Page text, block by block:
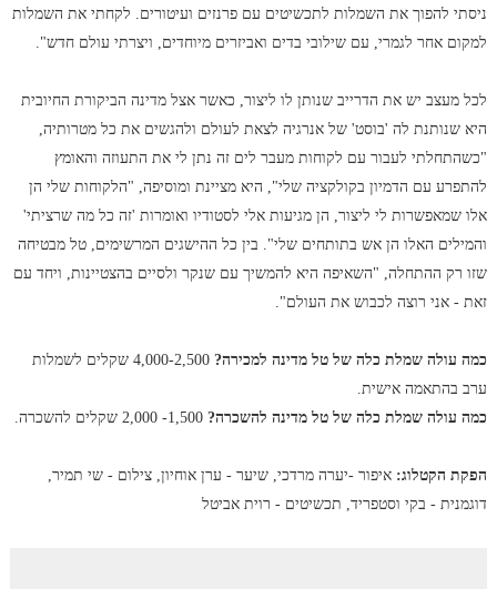
ניסתי להפוך את השמלות לתכשיטים עם פרנזים ועיטורים. לקחתי את השמלות
למקום אחר לגמרי, עם שילובי בדים ואביזרים מיוחדים, ויצרתי עולם חדש".
לכל מעצב יש את הדרייב שנותן לו ליצור, כאשר אצל מדינה הביקורת החיובית
היא שנותנת לה 'בוסט' של אנרגיה לצאת לעולם ולהגשים את כל מטרותיה,
"כשהתחלתי לעבור עם לקוחות מעבר לים זה נתן לי את התעוזה והאומץ
להתפרע עם הדמיון בקולקציה שלי", היא מציינת ומוסיפה, "הלקוחות שלי הן
אלו שמאפשרות לי ליצור, הן מגיעות אלי לסטודיו ואומרות 'זה כל מה שרציתי'
והמילים האלו הן אש בתותחים שלי". בין כל ההישגים המרשימים, טל מבטיחה
שזו רק ההתחלה, "השאיפה היא להמשיך עם שנקר ולסיים בהצטיינות, ויחד עם
זאת - אני רוצה לכבוש את העולם".
כמה עולה שמלת כלה של טל מדינה למכירה?
4,000-2,500 שקלים לשמלות
ערב בהתאמה אישית.
כמה עולה שמלת כלה של טל מדינה להשכרה?1,500- 2,000 שקלים להשכרה.
הפקת הקטלוג: איפור -יערה מרדכי, שיער - ערן אוחיון, צילום - שי תמיר,
דוגמנית - בקי וסטפריד, תכשיטים - רוית אביטל